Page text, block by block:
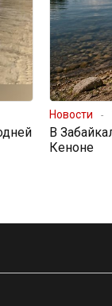
Новости
В
Кеноне